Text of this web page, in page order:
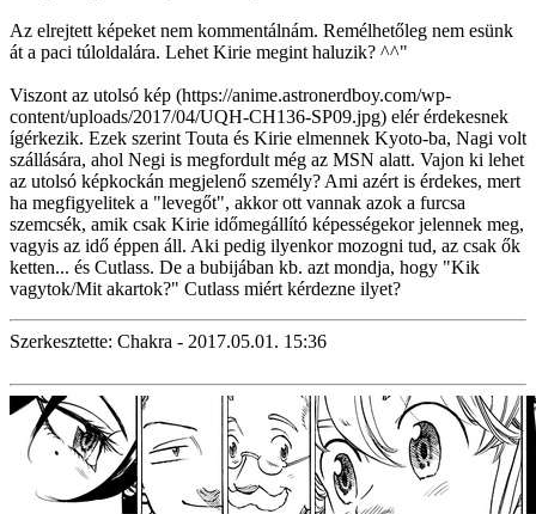
Az elrejtett képeket nem kommentálnám. Remélhetőleg nem esünk
át a paci túloldalára. Lehet Kirie megint haluzik? ^^"
Viszont az utolsó kép (https://anime.astronerdboy.com/wp-
content/uploads/2017/04/UQH-CH136-SP09.jpg) elér érdekesnek
ígérkezik. Ezek szerint Touta és Kirie elmennek Kyoto-ba, Nagi volt
szállására, ahol Negi is megfordult még az MSN alatt. Vajon ki lehet
az utolsó képkockán megjelenő személy? Ami azért is érdekes, mert
ha megfigyelitek a "levegőt", akkor ott vannak azok a furcsa
szemcsék, amik csak Kirie időmegállító képességekor jelennek meg,
vagyis az idő éppen áll. Aki pedig ilyenkor mozogni tud, az csak ők
ketten... és Cutlass. De a bubijában kb. azt mondja, hogy "Kik
vagytok/Mit akartok?" Cutlass miért kérdezne ilyet?
Szerkesztette: Chakra - 2017.05.01. 15:36